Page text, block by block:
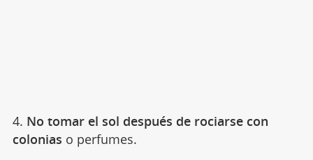
4. No tomar el sol después de rociarse con
colonias o perfumes.